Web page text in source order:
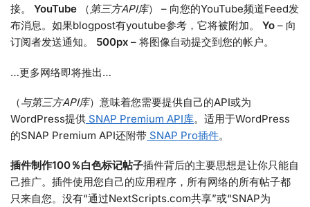
接。 YouTube （ 第三方API库） – 向您的YouTube频道Feed发
布消息。如果blogpost有youtube参考，它将被附加。 Yo – 向
订阅者发送通知。 500px – 将图像自动提交到您的帐户。
…更多网络即将推出…
（与第三方API库）意味着您需要提供自己的API或为
WordPress提供 SNAP Premium API库。适用于WordPress
的SNAP Premium API还附带 SNAP Pro插件。
插件制作100％白色标记帖子插件背后的主要思想是让你只能自
己推广。插件使用您自己的应用程序，所有网络的所有帖子都
只来自您。没有“通过NextScripts.com共享”或“SNAP为